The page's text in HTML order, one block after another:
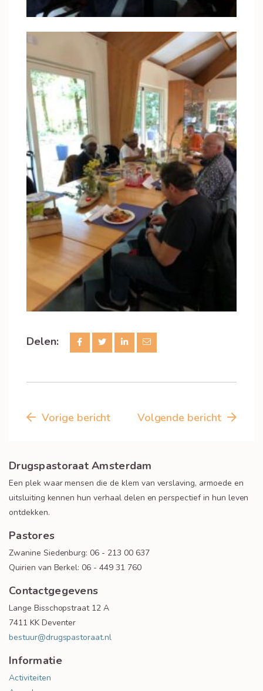
Delen:
Vorige bericht Volgende bericht
Drugspastoraat Amsterdam
Een plek waar mensen die de klem van verslaving, armoede en
uitsluiting kennen hun verhaal delen en perspectief in hun leven
ontdekken.
Pastores
Zwanine Siedenburg: 06 - 213 00 637
Quirien van Berkel: 06 - 449 31 760
Contactgegevens
Lange Bisschopstraat 12 A
7411 KK Deventer
bestuur@drugspastoraat.nl
Informatie
Activiteiten